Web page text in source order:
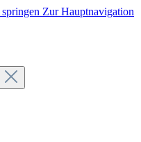
Zur Hauptnavigation